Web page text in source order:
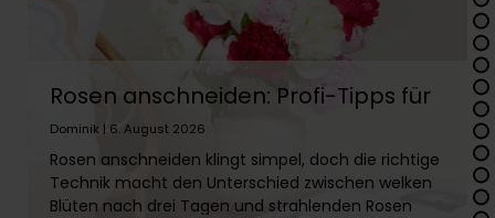
Rosen anschneiden: Profi-Tipps für
lange Frische
Dominik | 6. August 2026
Rosen anschneiden klingt simpel, doch die richtige
Technik macht den Unterschied zwischen welken
Blüten nach drei Tagen und strahlenden Rosen